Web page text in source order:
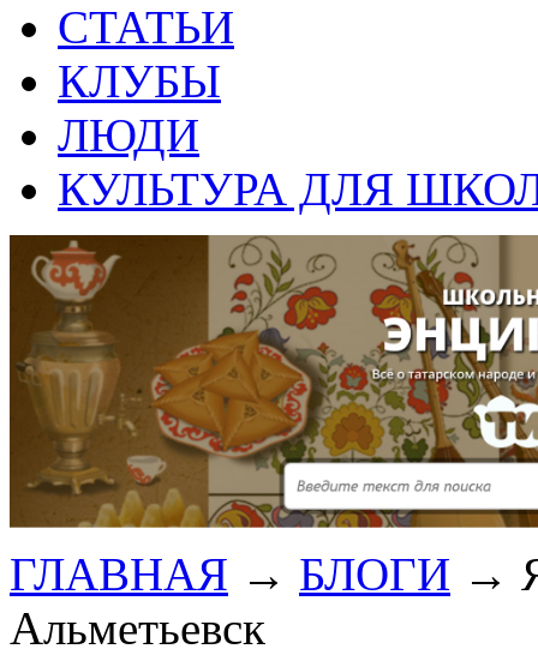
СТАТЬИ
КЛУБЫ
ЛЮДИ
КУЛЬТУРА ДЛЯ
ГЛАВНАЯ → БЛОГИ →
Альметьевск